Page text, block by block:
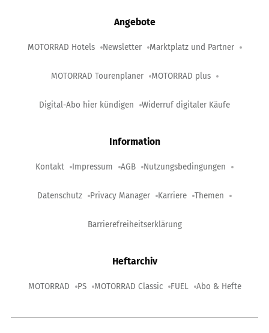
Angebote
MOTORRAD Hotels Newsletter Marktplatz und Partner
MOTORRAD Tourenplaner MOTORRAD plus
Digital-Abo hier kündigen Widerruf digitaler Käufe
Information
Kontakt Impressum AGB Nutzungsbedingungen
Datenschutz Privacy Manager Karriere Themen
Barrierefreiheitserklärung
Heftarchiv
MOTORRAD PS MOTORRAD Classic FUEL Abo & Hefte